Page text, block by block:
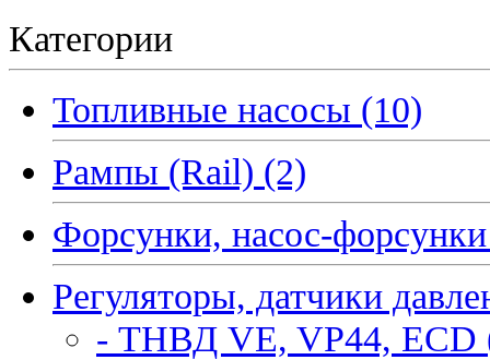
Категории
Топливные насосы (10)
Рампы (Rail) (2)
Форсунки, насос-
Регуляторы, датчики
- ТНВД VE, VP44, ECD